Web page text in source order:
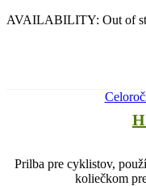
AVAILABILITY: Out of
Prilba pre cyklistov,
koliečkom